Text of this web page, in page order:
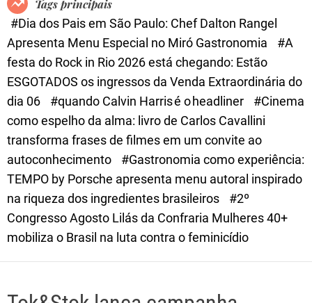
e
Tags principais
#Dia dos Pais em São Paulo: Chef Dalton Rangel
Apresenta Menu Especial no Miró Gastronomia
#A
festa do Rock in Rio 2026 está chegando: Estão
ESGOTADOS os ingressos da Venda Extraordinária do
dia 06
#quando Calvin Harris é o headliner
#Cinema
como espelho da alma: livro de Carlos Cavallini
transforma frases de filmes em um convite ao
autoconhecimento
#Gastronomia como experiência:
TEMPO by Porsche apresenta menu autoral inspirado
na riqueza dos ingredientes brasileiros
#2º
Congresso Agosto Lilás da Confraria Mulheres 40+
mobiliza o Brasil na luta contra o feminicídio